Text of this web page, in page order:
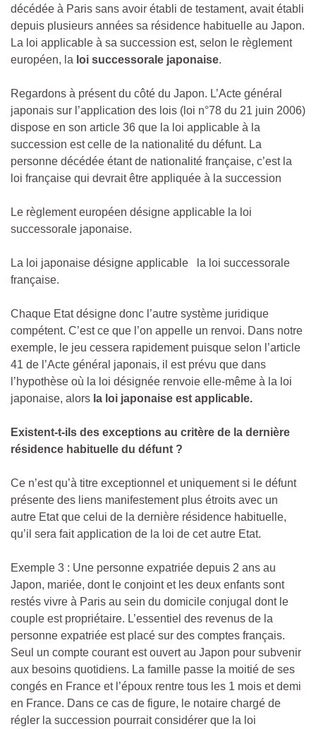
décédée à Paris sans avoir établi de testament, avait établi
depuis plusieurs années sa résidence habituelle au Japon.
La loi applicable à sa succession est, selon le règlement
européen, la loi successorale japonaise.
Regardons à présent du côté du Japon. L’Acte général
japonais sur l’application des lois (loi n°78 du 21 juin 2006)
dispose en son article 36 que la loi applicable à la
succession est celle de la nationalité du défunt. La
personne décédée étant de nationalité française, c’est la
loi française qui devrait être appliquée à la succession
Le règlement européen désigne applicable la loi
successorale japonaise.
La loi japonaise désigne applicable
la loi successorale
française.
Chaque Etat désigne donc l’autre système juridique
compétent. C’est ce que l’on appelle un renvoi. Dans notre
exemple, le jeu cessera rapidement puisque selon l’article
41 de l’Acte général japonais, il est prévu que dans
l’hypothèse où la loi désignée renvoie elle-même à la loi
japonaise, alors la loi japonaise est applicable.
Existent-t-ils des exceptions au critère de la dernière
résidence habituelle du défunt ?
Ce n’est qu’à titre exceptionnel et uniquement si le défunt
présente des liens manifestement plus étroits avec un
autre Etat que celui de la dernière résidence habituelle,
qu’il sera fait application de la loi de cet autre Etat.
Exemple 3 : Une personne expatriée depuis 2 ans au
Japon, mariée, dont le conjoint et les deux enfants sont
restés vivre à Paris au sein du domicile conjugal dont le
couple est propriétaire. L’essentiel des revenus de la
personne expatriée est placé sur des comptes français.
Seul un compte courant est ouvert au Japon pour subvenir
aux besoins quotidiens. La famille passe la moitié de ses
congés en France et l’époux rentre tous les 1 mois et demi
en France. Dans ce cas de figure, le notaire chargé de
régler la succession pourrait considérer que la loi